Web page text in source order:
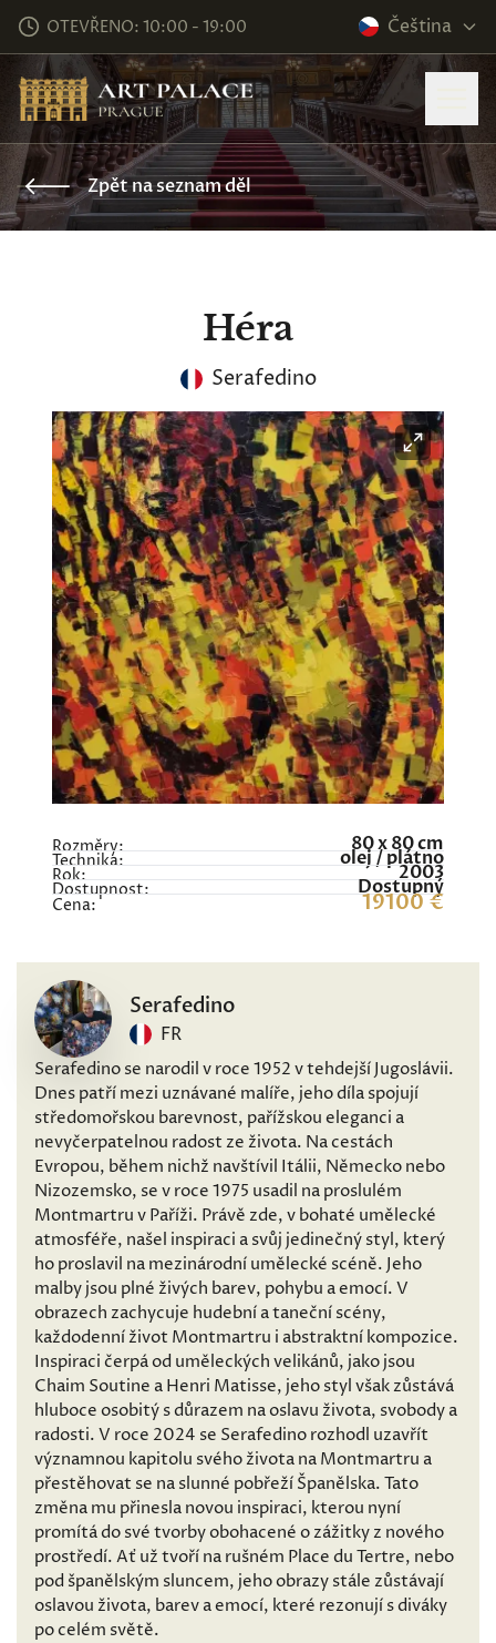
OTEVŘENO: 10:00 - 19:00 Čeština
Zpět na seznam děl
Héra
Serafedino
Rozměry: 80 x 80 cm
Technika: olej / plátno
Rok: 2003
Dostupnost: Dostupný
Cena: 19100 €
Serafedino
FR
Serafedino se narodil v roce 1952 v tehdejší Jugoslávii.
Dnes patří mezi uznávané malíře, jeho díla spojují
středomořskou barevnost, pařížskou eleganci a
nevyčerpatelnou radost ze života. Na cestách
Evropou, během nichž navštívil Itálii, Německo nebo
Nizozemsko, se v roce 1975 usadil na proslulém
Montmartru v Paříži. Právě zde, v bohaté umělecké
atmosféře, našel inspiraci a svůj jedinečný styl, který
ho proslavil na mezinárodní umělecké scéně. Jeho
malby jsou plné živých barev, pohybu a emocí. V
obrazech zachycuje hudební a taneční scény,
každodenní život Montmartru i abstraktní kompozice.
Inspiraci čerpá od uměleckých velikánů, jako jsou
Chaim Soutine a Henri Matisse, jeho styl však zůstává
hluboce osobitý s důrazem na oslavu života, svobody a
radosti. V roce 2024 se Serafedino rozhodl uzavřít
významnou kapitolu svého života na Montmartru a
přestěhovat se na slunné pobřeží Španělska. Tato
změna mu přinesla novou inspiraci, kterou nyní
promítá do své tvorby obohacené o zážitky z nového
prostředí. Ať už tvoří na rušném Place du Tertre, nebo
pod španělským sluncem, jeho obrazy stále zůstávají
oslavou života, barev a emocí, které rezonují s diváky
po celém světě.